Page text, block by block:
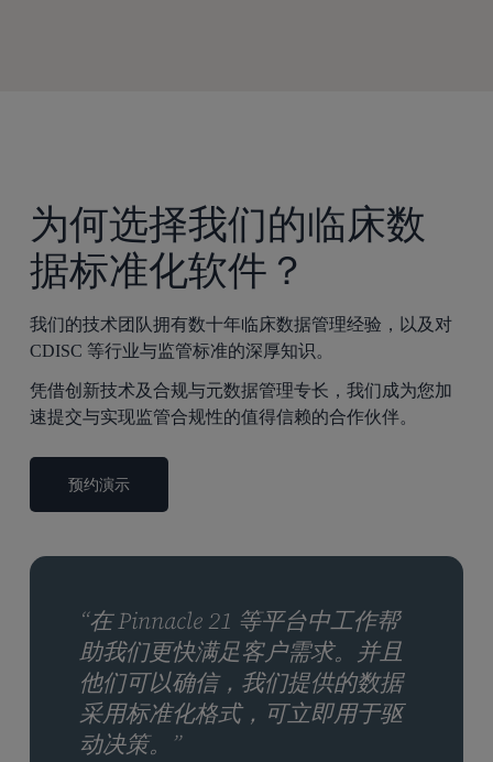
为何选择我们的临床数
据标准化软件？
我们的技术团队拥有数十年临床数据管理经验，以及对
CDISC 等行业与监管标准的深厚知识。
凭借创新技术及合规与元数据管理专长，我们成为您加
速提交与实现监管合规性的值得信赖的合作伙伴。
预约演示
“在 Pinnacle 21 等平台中工作帮
助我们更快满足客户需求。并且
他们可以确信，我们提供的数据
采用标准化格式，可立即用于驱
动决策。”